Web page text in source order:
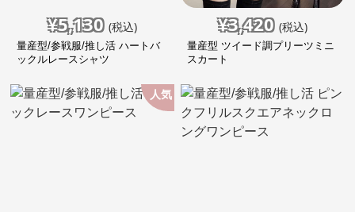
¥5,130 (税込)
量産型/参戦服/推し活 ハートバ
ックルレースシャツ
¥3,420 (税込)
量産型 ツイード調プリーツミニ
スカート
人気